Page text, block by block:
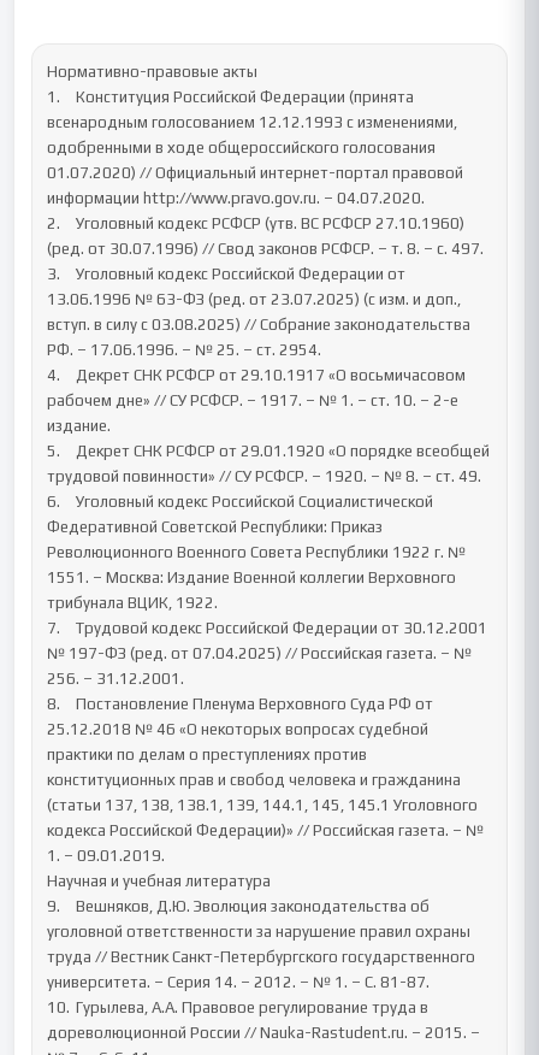
Нормативно-правовые акты
1.	Конституция Российской Федерации (принята
всенародным голосованием 12.12.1993 с изменениями,
одобренными в ходе общероссийского голосования
01.07.2020) // Официальный интернет-портал правовой
информации http://www.pravo.gov.ru. – 04.07.2020.
2.	Уголовный кодекс РСФСР (утв. ВС РСФСР 27.10.1960)
(ред. от 30.07.1996) // Свод законов РСФСР. – т. 8. – с. 497.
3.	Уголовный кодекс Российской Федерации от
13.06.1996 № 63-ФЗ (ред. от 23.07.2025) (с изм. и доп.,
вступ. в силу с 03.08.2025) // Собрание законодательства
РФ. – 17.06.1996. – № 25. – ст. 2954.
4.	Декрет СНК РСФСР от 29.10.1917 «О восьмичасовом
рабочем дне» // СУ РСФСР. – 1917. – № 1. – ст. 10. – 2-е
издание.
5.	Декрет СНК РСФСР от 29.01.1920 «О порядке всеобщей
трудовой повинности» // СУ РСФСР. – 1920. – № 8. – ст. 49.
6.	Уголовный кодекс Российской Социалистической
Федеративной Советской Республики: Приказ
Революционного Военного Совета Республики 1922 г. №
1551. – Москва: Издание Военной коллегии Верховного
трибунала ВЦИК, 1922.
7.	Трудовой кодекс Российской Федерации от 30.12.2001
№ 197-ФЗ (ред. от 07.04.2025) // Российская газета. – №
256. – 31.12.2001.
8.	Постановление Пленума Верховного Суда РФ от
25.12.2018 № 46 «О некоторых вопросах судебной
практики по делам о преступлениях против
конституционных прав и свобод человека и гражданина
(статьи 137, 138, 138.1, 139, 144.1, 145, 145.1 Уголовного
кодекса Российской Федерации)» // Российская газета. – №
1. – 09.01.2019.
Научная и учебная литература
9.	Вешняков, Д.Ю. Эволюция законодательства об
уголовной ответственности за нарушение правил охраны
труда // Вестник Санкт-Петербургского государственного
университета. – Серия 14. – 2012. – № 1. – С. 81-87.
10.	Гурылева, А.А. Правовое регулирование труда в
дореволюционной России // Nauka-Rastudent.ru. – 2015. –